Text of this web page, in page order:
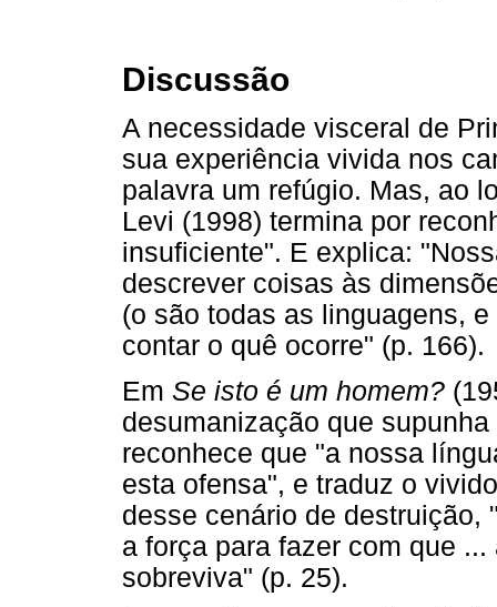
Discussão
A necessidade visceral de
sua experiência vivida nos
palavra um refúgio. Mas, ao
Levi (1998) termina por
insuficiente". E explica:
descrever coisas às
(o são todas as linguagens,
contar o quê ocorre" (p. 166).
Em Se isto é um homem?
desumanização que
reconhece que "a nossa
esta ofensa", e traduz o
desse cenário de destruição,
a força para fazer com que
sobreviva" (p. 25).